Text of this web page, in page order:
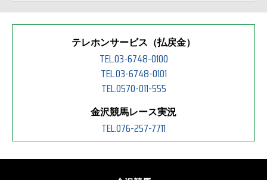
テレホンサービス（払戻金）
TEL.03-6748-0100
TEL.03-6748-0101
TEL.0570-011-555
金沢競馬レース実況
TEL.076-257-7711